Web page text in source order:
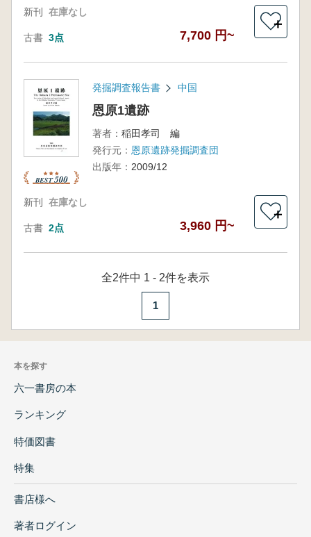
新刊 在庫なし
古書 3点 7,700 円~
＋
発掘調査報告書 中国
恩原1遺跡
著者： 稲田孝司 編
発行元： 恩原遺跡発掘調査団
出版年： 2009/12
新刊 在庫なし
古書 2点 3,960 円~
＋
全2件中 1 - 2件を表示
1
本を探す
六一書房の本
ランキング
特価図書
特集
書店様へ
著者ログイン